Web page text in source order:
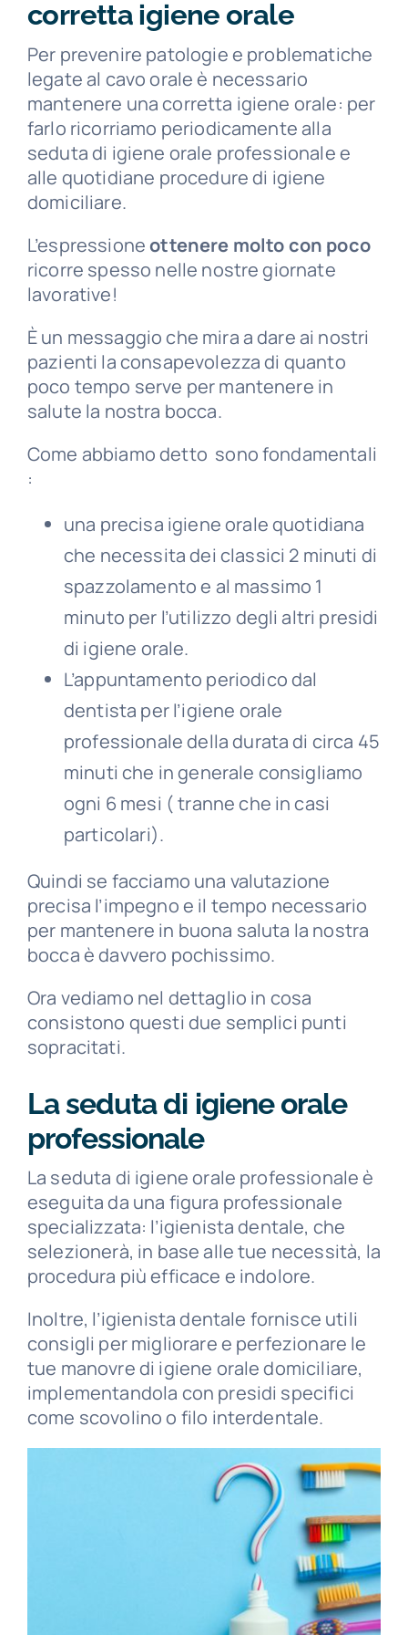
corretta igiene orale
Per prevenire patologie e problematiche
legate al cavo orale è necessario
mantenere una corretta igiene orale: per
farlo ricorriamo periodicamente alla
seduta di igiene orale professionale e
alle quotidiane procedure di igiene
domiciliare.
L’espressioneottenere molto con poco
ricorre spesso nelle nostre giornate
lavorative!
È un messaggio che mira a dare ai nostri
pazienti la consapevolezza di quanto
poco tempo serve per mantenere in
salute la nostra bocca.
Come abbiamo detto sono fondamentali
:
una precisa igiene orale quotidiana
che necessita dei classici 2 minuti di
spazzolamento e al massimo 1
minuto per l’utilizzo degli altri presidi
di igiene orale.
L’appuntamento periodico dal
dentista per l’igiene orale
professionale della durata di circa 45
minuti che in generale consigliamo
ogni 6 mesi ( tranne che in casi
particolari).
Quindi se facciamo una valutazione
precisa l’impegno e il tempo necessario
per mantenere in buona saluta la nostra
bocca è davvero pochissimo.
Ora vediamo nel dettaglio in cosa
consistono questi due semplici punti
sopracitati.
La seduta di igiene orale
professionale
La seduta di igiene orale professionale è
eseguita da una figura professionale
specializzata: l’igienista dentale, che
selezionerà, in base alle tue necessità, la
procedura più efficace e indolore.
Inoltre, l’igienista dentale fornisce utili
consigli per migliorare e perfezionare le
tue manovre di igiene orale domiciliare,
implementandola con presidi specifici
come scovolino o filo interdentale.